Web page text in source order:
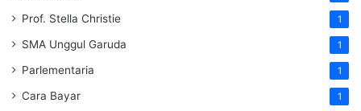
Prof. Stella Christie 1
SMA Unggul Garuda 1
Parlementaria 1
Cara Bayar 1